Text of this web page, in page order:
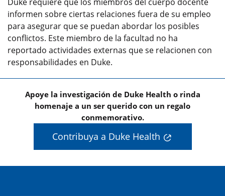
informen sobre ciertas relaciones fuera de su empleo
para asegurar que se puedan abordar los posibles
conflictos. Este miembro de la facultad no ha
reportado actividades externas que se relacionen con
responsabilidades en Duke.
Apoye la investigación de Duke Health o rinda
homenaje a un ser querido con un regalo
conmemorativo.
Contribuya a Duke Health